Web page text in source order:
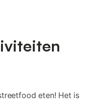
eten! Het is